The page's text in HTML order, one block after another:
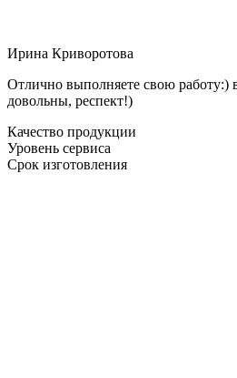
Ирина Криворотова
Отлично выполняете свою работу:)
довольны, респект!)
Качество продукции
Уровень сервиса
Срок изготовления